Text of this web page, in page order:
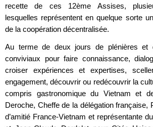
recette de ces 12ème Assises,
lesquelles représentent en quelque sorte
de la coopération décentralisée.
Au terme de deux jours de plénières et
conviviaux pour faire connaissance,
croiser expériences et expertises,
engagement, découvrir ou redécouvrir la
compris gastronomique du Vietnam et
Deroche, Cheffe de la délégation française,
d’amitié France-Vietnam et représentante